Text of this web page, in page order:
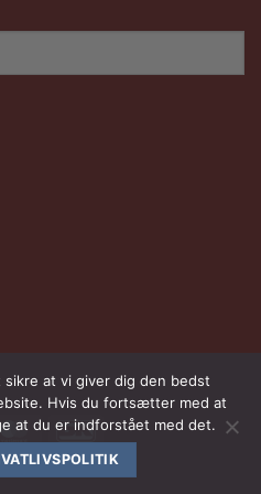
MasterCardDanKort
2026 ©
at vi giver dig den bedst
Hvis du fortsætter med at
at du er indforstået med det.